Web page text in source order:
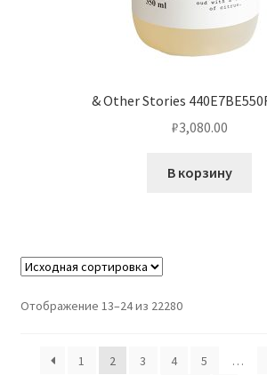
& Other Stories
₽3,080.00
В корзину
Отображение 13–24 из 22280
1 2 3 4 5 …